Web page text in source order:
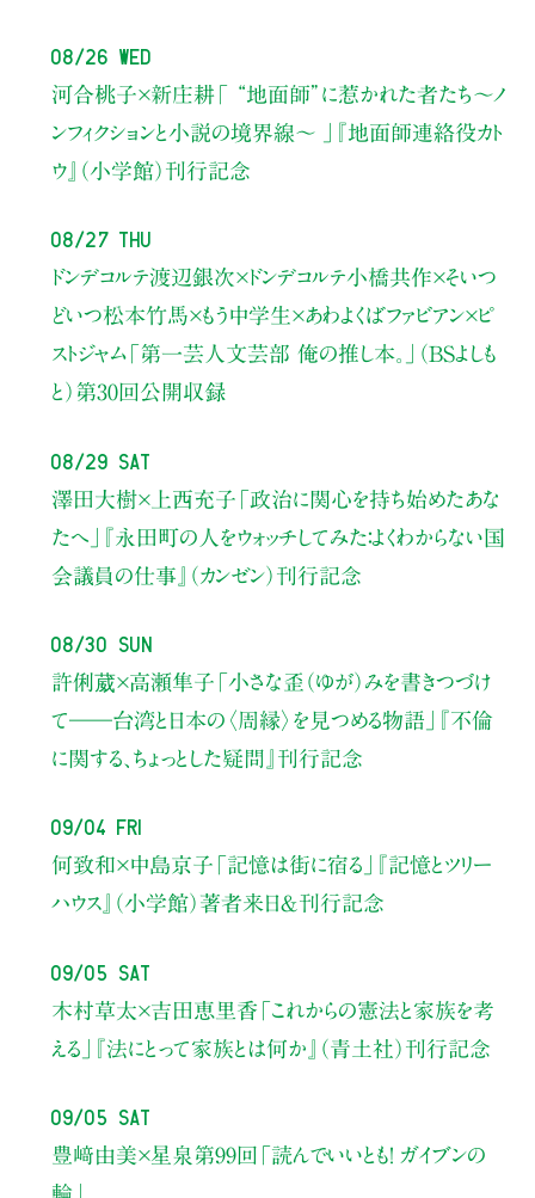
08/26 Wed
河合桃子×新庄耕「 “地面師”に惹かれた者たち〜ノ
ンフィクションと小説の境界線〜 」
『地面師連絡役カト
ウ』（小学館）刊行記念
08/27 Thu
ドンデコルテ渡辺銀次×ドンデコルテ小橋共作×そいつ
どいつ松本竹馬×もう中学生×あわよくばファビアン×ピ
ストジャム「第一芸人文芸部 俺の推し本。」（BSよしも
と） 第30回公開収録
08/29 Sat
澤田大樹×上西充子 「政治に関心を持ち始めたあな
たへ」
『永田町の人をウォッチしてみた：よくわからない国
会議員の仕事』（カンゼン）刊行記念
08/30 Sun
許俐葳×高瀬隼子 「小さな歪（ゆが）みを書きつづけ
て――台湾と日本の〈周縁〉を見つめる物語」
『不倫
に関する、ちょっとした疑問』刊行記念
09/04 Fri
何致和×中島京子 「記憶は街に宿る」
『記憶とツリー
ハウス』（小学館）著者来日＆刊行記念
09/05 Sat
木村草太×吉田恵里香 「これからの憲法と家族を考
える」
『法にとって家族とは何か』（青土社）刊行記念
09/05 Sat
豊﨑由美×星泉 第99回「読んでいいとも！ ガイブンの
輪」